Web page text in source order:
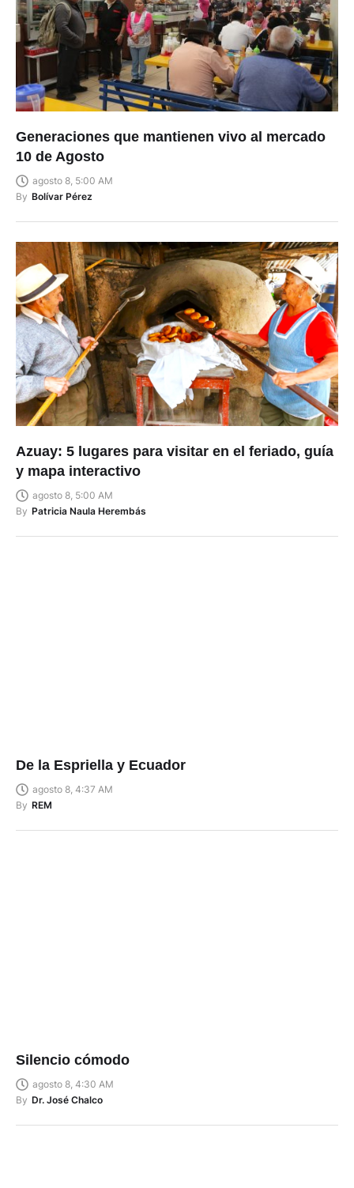
Generaciones que mantienen vivo al mercado
10 de Agosto
agosto 8, 5:00 AM
By Bolívar Pérez
Azuay: 5 lugares para visitar en el feriado, guía
y mapa interactivo
agosto 8, 5:00 AM
By Patricia Naula Herembás
De la Espriella y Ecuador
agosto 8, 4:37 AM
By REM
Silencio cómodo
agosto 8, 4:30 AM
By Dr. José Chalco